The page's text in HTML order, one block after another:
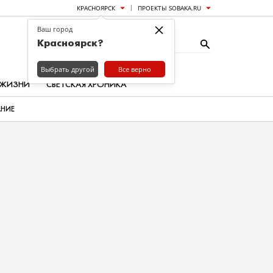
КРАСНОЯРСК ПРОЕКТЫ SOBAKA.RU
СВЕТСКАЯ ХРОНИКА
×
Ваш город
Красноярск?
Выбрать другой Все верно